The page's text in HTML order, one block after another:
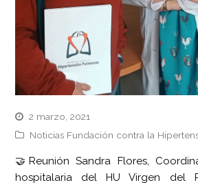
2 marzo, 2021
Noticias Fundación contra la
🤝Reunión Sandra Flores,
hospitalaria del HU Virgen del